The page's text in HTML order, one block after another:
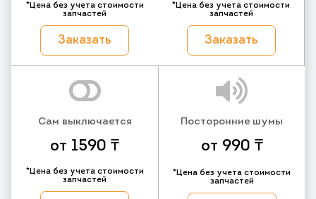
*Цена без учета стоимости
запчастей
Заказать
*Цена без учета стоимости
запчастей
Заказать
Сам выключается
от 1590 ₸
*Цена без учета стоимости
запчастей
Посторонние шумы
от 990 ₸
*Цена без учета стоимости
запчастей